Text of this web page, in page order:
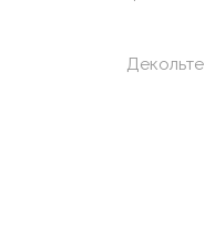
Декольте